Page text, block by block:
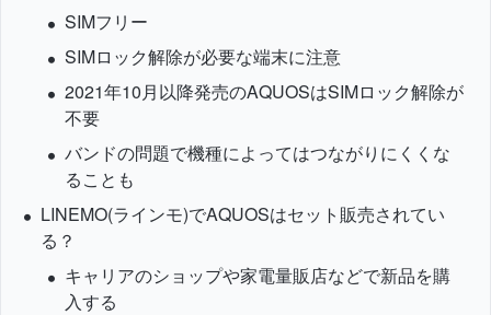
SIMフリー
SIMロック解除が必要な端末に注意
2021年10月以降発売のAQUOSはSIMロック解除が
不要
バンドの問題で機種によってはつながりにくくな
ることも
LINEMO(ラインモ)でAQUOSはセット販売されてい
る？
キャリアのショップや家電量販店などで新品を購
入する